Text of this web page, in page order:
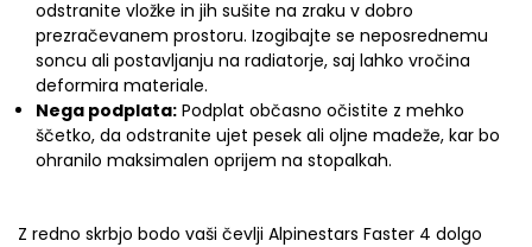
odstranite vložke in jih sušite na zraku v dobro
prezračevanem prostoru. Izogibajte se neposrednemu
soncu ali postavljanju na radiatorje, saj lahko vročina
deformira materiale.
Nega podplata: Podplat občasno očistite z mehko
ščetko, da odstranite ujet pesek ali oljne madeže, kar bo
ohranilo maksimalen oprijem na stopalkah.
Z redno skrbjo bodo vaši čevlji Alpinestars Faster 4 dolgo